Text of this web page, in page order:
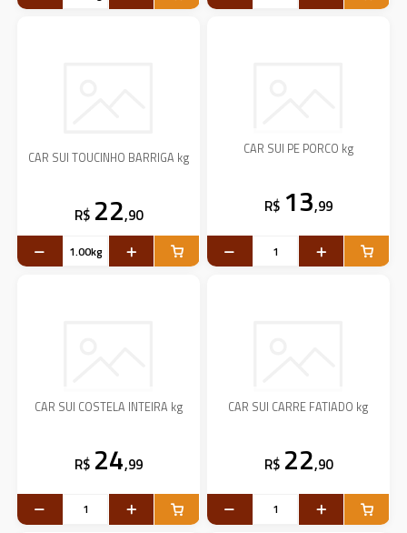
CAR SUI TOUCINHO BARRIGA kg
R$ 22,90
CAR SUI PE PORCO kg
R$ 13,99
CAR SUI COSTELA INTEIRA kg
R$ 24,99
CAR SUI CARRE FATIADO kg
R$ 22,90